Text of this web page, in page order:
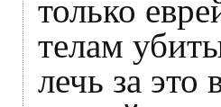
только
телам
лечь за